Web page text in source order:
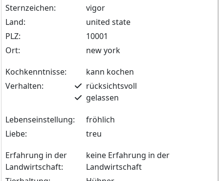
Sternzeichen:
vigor
Land:
united state
PLZ:
10001
Ort:
new york
Kochkenntnisse:
kann kochen
Verhalten:
rücksichtsvoll
gelassen
Lebenseinstellung:
fröhlich
Liebe:
treu
Erfahrung in der
Landwirtschaft:
keine Erfahrung in der
Landwirtschaft